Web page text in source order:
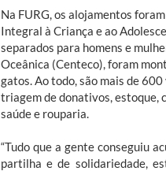
Na FURG, os alojamentos
Integral à Criança e ao
separados para homens e
Oceânica (Centeco), foram
gatos. Ao todo, são mais de
triagem de donativos, estoque,
saúde e rouparia.
“Tudo que a gente conseguiu
partilha e de solidariedade,